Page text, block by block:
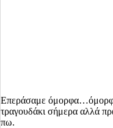
Επεράσαμε
τραγουδάκι σήμερα αλλά
πω.